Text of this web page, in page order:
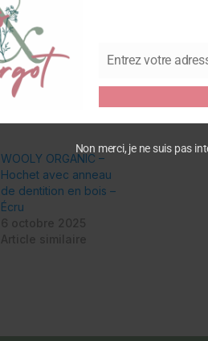
WOOLY ORGANIC –
Hochet avec anneau
de dentition en bois –
Écru
Email
Entrez votre
Non merci, je ne suis pas